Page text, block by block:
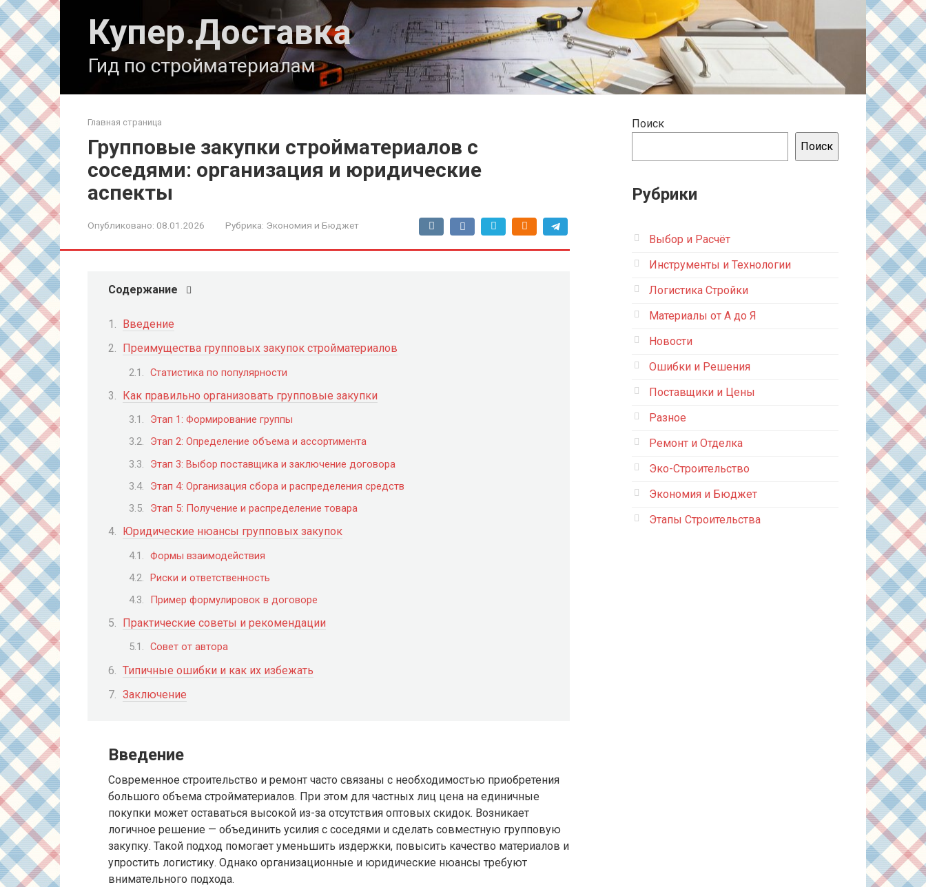
Перейти
к
контенту
Купер.Доставка
Гид по стройматериалам
Главная страница
Групповые закупки стройматериалов с
соседями: организация и юридические
аспекты
Опубликовано: 08.01.2026 Рубрика: Экономия и Бюджет
Содержание
Введение
Преимущества групповых закупок стройматериалов
Статистика по популярности
Как правильно организовать групповые закупки
Этап 1: Формирование группы
Этап 2: Определение объема и ассортимента
Этап 3: Выбор поставщика и заключение договора
Этап 4: Организация сбора и распределения средств
Этап 5: Получение и распределение товара
Юридические нюансы групповых закупок
Формы взаимодействия
Риски и ответственность
Пример формулировок в договоре
Практические советы и рекомендации
Совет от автора
Типичные ошибки и как их избежать
Заключение
Введение
Современное строительство и ремонт часто связаны с необходимостью приобретения
большого объема стройматериалов. При этом для частных лиц цена на единичные
покупки может оставаться высокой из-за отсутствия оптовых скидок. Возникает
логичное решение — объединить усилия с соседями и сделать совместную групповую
закупку. Такой подход помогает уменьшить издержки, повысить качество материалов и
упростить логистику. Однако организационные и юридические нюансы требуют
внимательного подхода.
Поиск
Поиск
Рубрики
Выбор и Расчёт
Инструменты и Технологии
Логистика Стройки
Материалы от А до Я
Новости
Ошибки и Решения
Поставщики и Цены
Разное
Ремонт и Отделка
Эко-Строительство
Экономия и Бюджет
Этапы Строительства